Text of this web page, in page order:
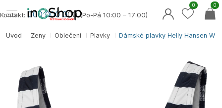
Úvod Ženy Oblečení Plavky Dámské plavky Helly Hansen W
Kontakt: 000 000 000(Po-Pá 10:00 – 17:00)
0
0